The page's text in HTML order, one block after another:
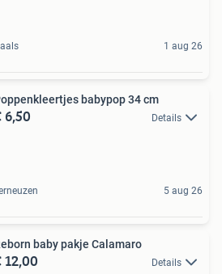
1 aug 26
babypop 34 cm
6,50 Details
5 aug 26
baby pakje Calamaro
12,00 Details